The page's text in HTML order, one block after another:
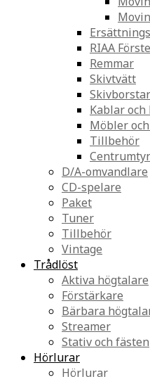
RIAA
Remmar
Skivtvätt
Skivborstar
Kablar
Möbler
Tillbehör
D/A-omvandlare
CD-spelare
Paket
Tuner
Tillbehör
Vintage
Trådlöst
Aktiva högtalare
Förstärkare
Bärbara
Streamer
Stativ och fästen
Hörlurar
Hörlurar